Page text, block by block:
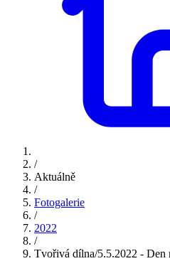
/
Aktuálně
/
Fotogalerie
/
2022
/
Tvořivá dílna/5.5.2022 - Den